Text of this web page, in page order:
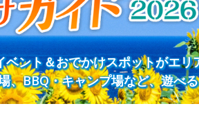
ント＆おでかけスポットがエリ
、BBQ・キャンプ場など、遊べ